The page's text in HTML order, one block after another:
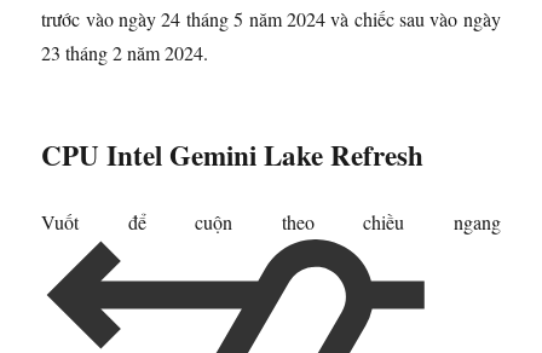
trước vào ngày 24 tháng 5 năm 2024 và chiếc sau vào ngày
23 tháng 2 năm 2024.
CPU Intel Gemini Lake Refresh
Vuốt để cuộn theo chiều ngang